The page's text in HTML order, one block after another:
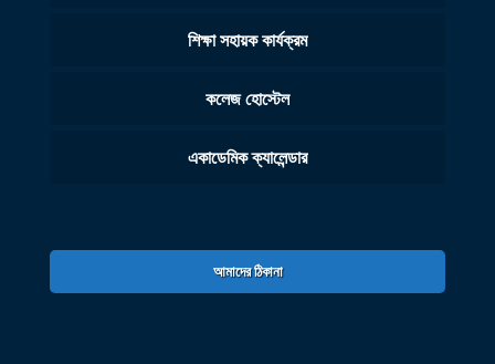
শিক্ষা সহায়ক কার্যক্রম
কলেজ হোস্টেল
একাডেমিক ক্যালেন্ডার
আমাদের ঠিকানা